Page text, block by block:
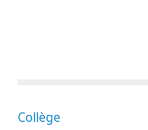
Collège